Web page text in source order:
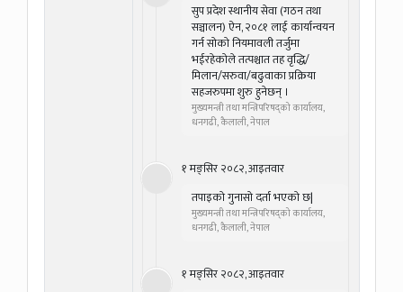
सुप प्रदेश स्थानीय सेवा (गठन तथा
सञ्चालन) ऐन, २०८१ लाई कार्यान्वयन
गर्न सोको नियमावली तर्जुमा
भईरहेकोले तत्पश्चात तह वृद्धि/
मिलान/सरुवा/बढुवाका प्रक्रिया
सहजरुपमा शुरु हुनेछन् ।
मुख्यमन्त्री तथा मन्त्रिपरिषद्को कार्यालय,
धनगढी, कैलाली, नेपाल
१ मङ्सिर २०८२, आइतवार
तपाइको गुनासो दर्ता भएको छ|
मुख्यमन्त्री तथा मन्त्रिपरिषद्को कार्यालय,
धनगढी, कैलाली, नेपाल
१ मङ्सिर २०८२, आइतवार